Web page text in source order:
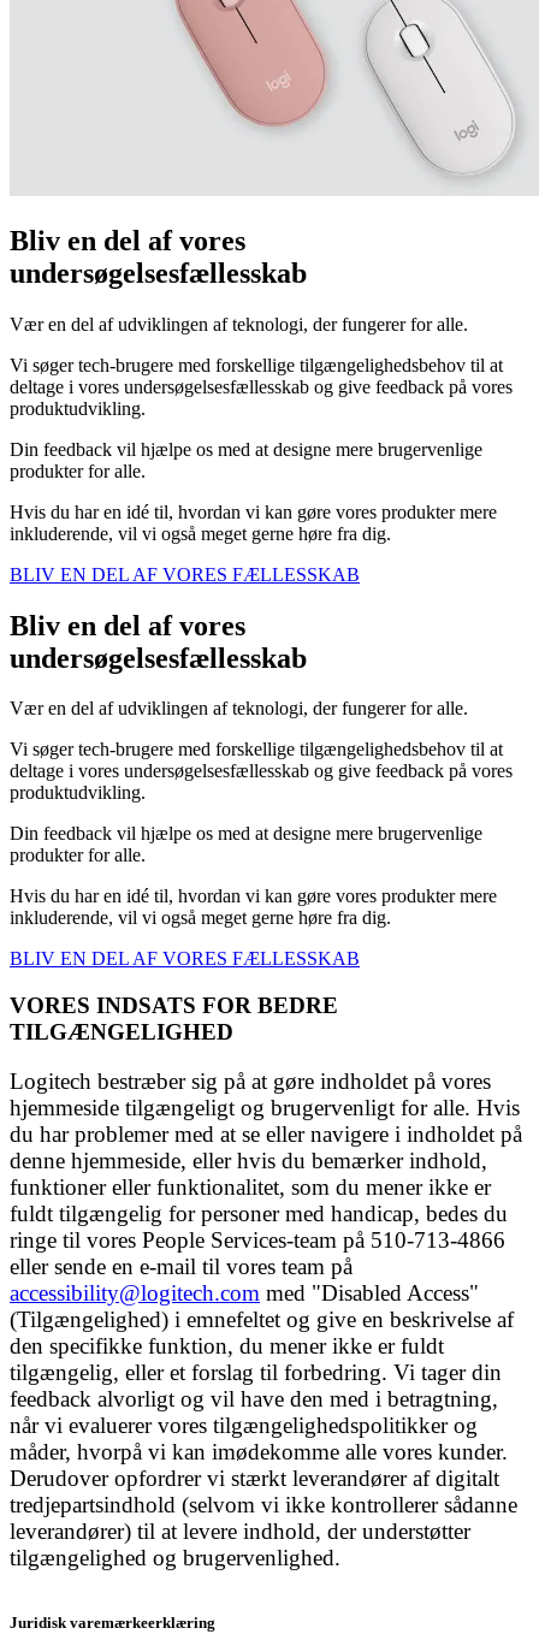
Bliv en del af vores
undersøgelsesfællesskab
Vær en del af udviklingen af teknologi, der fungerer for alle.
Vi søger tech-brugere med forskellige tilgængelighedsbehov til at
deltage i vores undersøgelsesfællesskab og give feedback på vores
produktudvikling.
Din feedback vil hjælpe os med at designe mere brugervenlige
produkter for alle.
Hvis du har en idé til, hvordan vi kan gøre vores produkter mere
inkluderende, vil vi også meget gerne høre fra dig.
BLIV EN DEL AF VORES FÆLLESSKAB
Bliv en del af vores
undersøgelsesfællesskab
Vær en del af udviklingen af teknologi, der fungerer for alle.
Vi søger tech-brugere med forskellige tilgængelighedsbehov til at
deltage i vores undersøgelsesfællesskab og give feedback på vores
produktudvikling.
Din feedback vil hjælpe os med at designe mere brugervenlige
produkter for alle.
Hvis du har en idé til, hvordan vi kan gøre vores produkter mere
inkluderende, vil vi også meget gerne høre fra dig.
BLIV EN DEL AF VORES FÆLLESSKAB
VORES INDSATS FOR BEDRE
TILGÆNGELIGHED
Logitech bestræber sig på at gøre indholdet på vores
hjemmeside tilgængeligt og brugervenligt for alle. Hvis
du har problemer med at se eller navigere i indholdet på
denne hjemmeside, eller hvis du bemærker indhold,
funktioner eller funktionalitet, som du mener ikke er
fuldt tilgængelig for personer med handicap, bedes du
ringe til vores People Services-team på 510-713-4866
eller sende en e-mail til vores team på
accessibility@logitech.com med "Disabled Access"
(Tilgængelighed) i emnefeltet og give en beskrivelse af
den specifikke funktion, du mener ikke er fuldt
tilgængelig, eller et forslag til forbedring. Vi tager din
feedback alvorligt og vil have den med i betragtning,
når vi evaluerer vores tilgængelighedspolitikker og
måder, hvorpå vi kan imødekomme alle vores kunder.
Derudover opfordrer vi stærkt leverandører af digitalt
tredjepartsindhold (selvom vi ikke kontrollerer sådanne
leverandører) til at levere indhold, der understøtter
tilgængelighed og brugervenlighed.
Juridisk varemærkeerklæring